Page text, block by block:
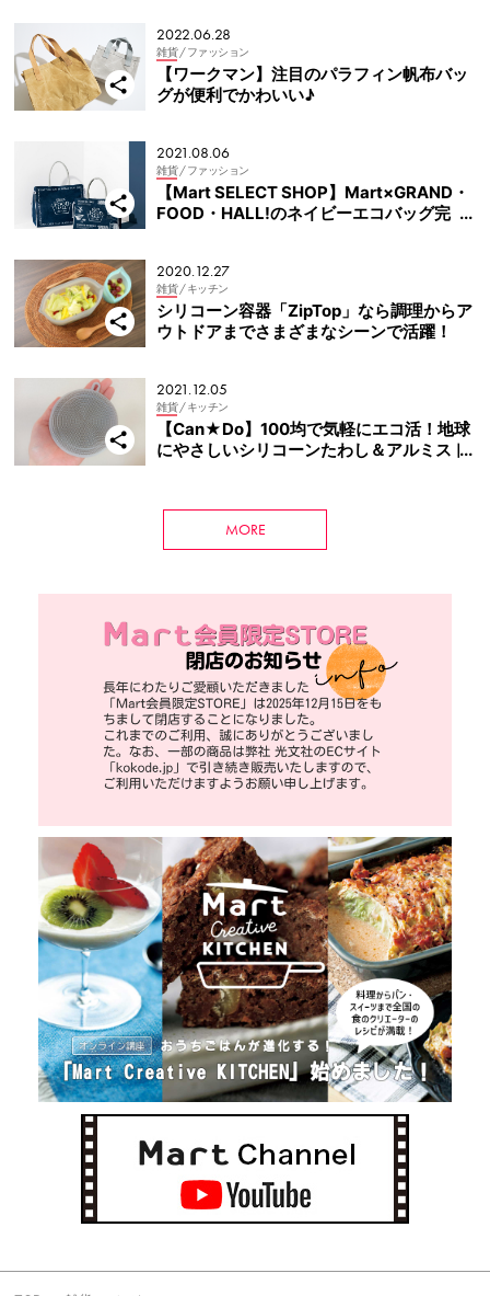
2022.06.28
雑貨 / ファッション
【ワークマン】注目のパラフィン帆布バッ
グが便利でかわいい♪
2021.08.06
雑貨 / ファッション
【Mart SELECT SHOP】Mart×GRAND・
FOOD・HALL!のネイビーエコバッグ完
2020.12.27
雑貨 / キッチン
シリコーン容器「ZipTop」なら調理からア
ウトドアまでさまざまなシーンで活躍！
2021.12.05
雑貨 / キッチン
【Can★Do】100均で気軽にエコ活！地球
にやさしいシリコーンたわし＆アルミスト
MORE